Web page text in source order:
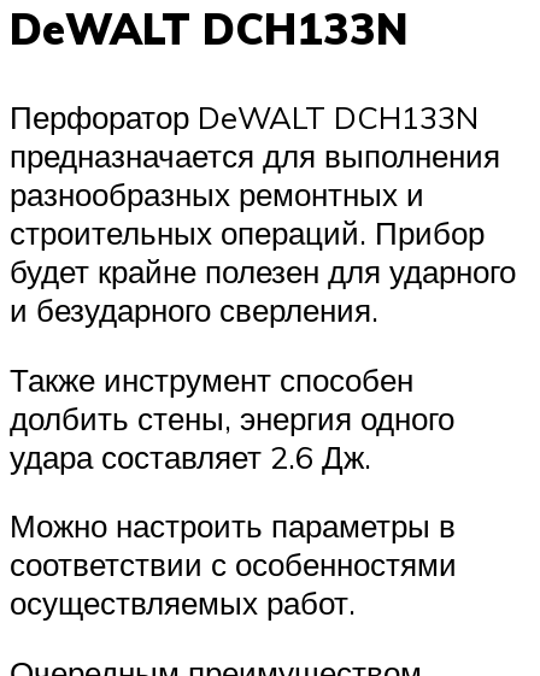
DeWALT DCH133N
Перфоратор DeWALT DCH133N
предназначается для выполнения
разнообразных ремонтных и
строительных операций. Прибор
будет крайне полезен для ударного
и безударного сверления.
Также инструмент способен
долбить стены, энергия одного
удара составляет 2.6 Дж.
Можно настроить параметры в
соответствии с особенностями
осуществляемых работ.